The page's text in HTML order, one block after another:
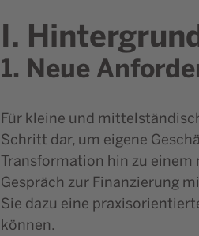
I.
1. Neue
Für kleine und
Schritt dar, um eigene
Transformation hin zu
Gespräch zur Finanzierung
Sie dazu eine
können.